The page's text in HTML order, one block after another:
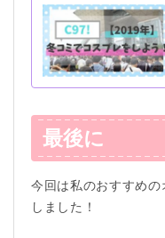
最後に
今回は私のおすすめ
しました！